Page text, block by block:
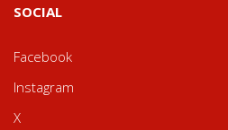
SOCIAL
Facebook
Instagram
X